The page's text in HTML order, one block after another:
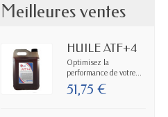
Meilleures ventes
HUILE ATF+4
Optimisez la
performance de votre...
51,75 €